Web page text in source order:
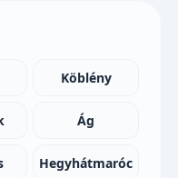
Köblény
Ág
Hegyhátmaróc